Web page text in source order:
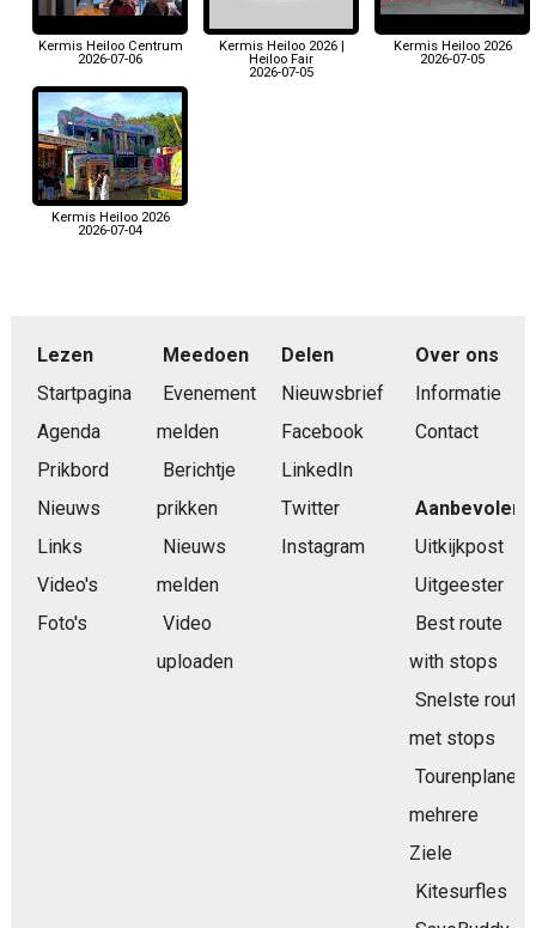
Kermis Heiloo Centrum
2026-07-06
Kermis Heiloo 2026 |
Heiloo Fair
2026-07-05
Kermis Heiloo 2026
2026-07-05
Kermis Heiloo 2026
2026-07-04
Lezen
Startpagina
Agenda
Prikbord
Nieuws
Links
Video's
Foto's
Meedoen
Evenement
melden
Berichtje
prikken
Nieuws
melden
Video
uploaden
Delen
Nieuwsbrief
Facebook
LinkedIn
Twitter
Instagram
Over ons
Informatie
Contact
Aanbevolen
Uitkijkpost
Uitgeester
Best route
with stops
Snelste route
met stops
Tourenplaner
mehrere
Ziele
Kitesurfles